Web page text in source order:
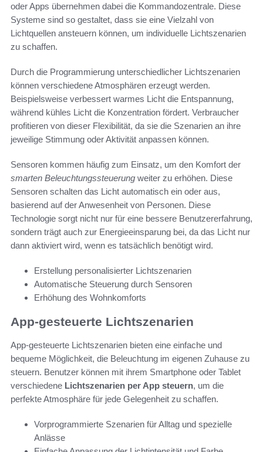
oder Apps übernehmen dabei die Kommandozentrale. Diese
Systeme sind so gestaltet, dass sie eine Vielzahl von
Lichtquellen ansteuern können, um individuelle Lichtszenarien
zu schaffen.
Durch die Programmierung unterschiedlicher Lichtszenarien
können verschiedene Atmosphären erzeugt werden.
Beispielsweise verbessert warmes Licht die Entspannung,
während kühles Licht die Konzentration fördert. Verbraucher
profitieren von dieser Flexibilität, da sie die Szenarien an ihre
jeweilige Stimmung oder Aktivität anpassen können.
Sensoren kommen häufig zum Einsatz, um den Komfort der
smarten Beleuchtungssteuerung weiter zu erhöhen. Diese
Sensoren schalten das Licht automatisch ein oder aus,
basierend auf der Anwesenheit von Personen. Diese
Technologie sorgt nicht nur für eine bessere Benutzererfahrung,
sondern trägt auch zur Energieeinsparung bei, da das Licht nur
dann aktiviert wird, wenn es tatsächlich benötigt wird.
Erstellung personalisierter Lichtszenarien
Automatische Steuerung durch Sensoren
Erhöhung des Wohnkomforts
App-gesteuerte Lichtszenarien
App-gesteuerte Lichtszenarien bieten eine einfache und
bequeme Möglichkeit, die Beleuchtung im eigenen Zuhause zu
steuern. Benutzer können mit ihrem Smartphone oder Tablet
verschiedene Lichtszenarien per App steuern, um die
perfekte Atmosphäre für jede Gelegenheit zu schaffen.
Vorprogrammierte Szenarien für Alltag und spezielle
Anlässe